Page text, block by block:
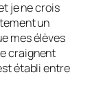
je ne crois
un
mes élèves
craignent
établi entre